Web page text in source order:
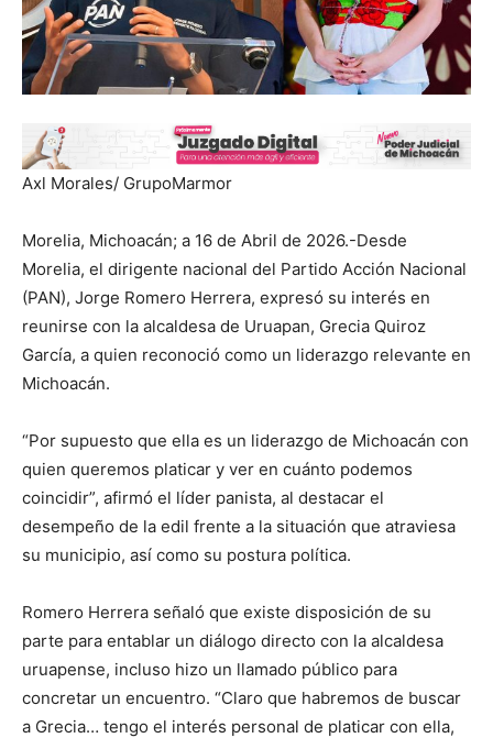
Axl Morales/ GrupoMarmor
Morelia, Michoacán; a 16 de Abril de 2026.-Desde
Morelia, el dirigente nacional del Partido Acción Nacional
(PAN), Jorge Romero Herrera, expresó su interés en
reunirse con la alcaldesa de Uruapan, Grecia Quiroz
García, a quien reconoció como un liderazgo relevante en
Michoacán.
“Por supuesto que ella es un liderazgo de Michoacán con
quien queremos platicar y ver en cuánto podemos
coincidir”, afirmó el líder panista, al destacar el
desempeño de la edil frente a la situación que atraviesa
su municipio, así como su postura política.
Romero Herrera señaló que existe disposición de su
parte para entablar un diálogo directo con la alcaldesa
uruapense, incluso hizo un llamado público para
concretar un encuentro. “Claro que habremos de buscar
a Grecia… tengo el interés personal de platicar con ella,